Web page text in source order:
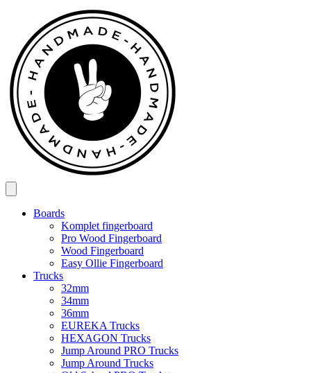
indhold
Boards
Komplet fingerboard
Pro Wood Fingerboard
Wood Fingerboard
Easy Ollie Fingerboard
Trucks
32mm
34mm
36mm
EUREKA Trucks
HEXAGON Trucks
Jump Around PRO Trucks
Jump Around Trucks